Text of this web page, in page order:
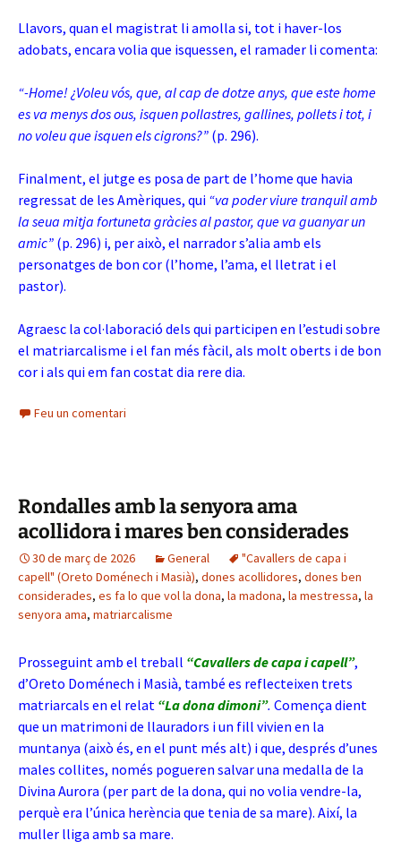
Llavors, quan el magistrat li amolla si, tot i haver-los
adobats, encara volia que isquessen, el ramader li comenta:
“-Home! ¿Voleu vós, que, al cap de dotze anys, que este home
es va menys dos ous, isquen pollastres, gallines, pollets i tot, i
no voleu que isquen els cigrons?” (p. 296).
Finalment, el jutge es posa de part de l’home que havia
regressat de les Amèriques, qui “va poder viure tranquil amb
la seua mitja fortuneta gràcies al pastor, que va guanyar un
amic” (p. 296) i, per això, el narrador s’alia amb els
personatges de bon cor (l’home, l’ama, el lletrat i el
pastor).
Agraesc la col·laboració dels qui participen en l’estudi sobre
el matriarcalisme i el fan més fàcil, als molt oberts i de bon
cor i als qui em fan costat dia rere dia.
Feu un comentari
Rondalles amb la senyora ama
acollidora i mares ben considerades
30 de març de 2026 General
"Cavallers de capa i
capell" (Oreto Doménech i Masià), dones acollidores, dones ben
considerades, es fa lo que vol la dona, la madona, la mestressa, la
senyora ama, matriarcalisme
Prosseguint amb el treball “Cavallers de capa i capell”,
d’Oreto Doménech i Masià, també es reflecteixen trets
matriarcals en el relat “La dona dimoni”. Comença dient
que un matrimoni de llauradors i un fill vivien en la
muntanya (això és, en el punt més alt) i que, després d’unes
males collites, només pogueren salvar una medalla de la
Divina Aurora (per part de la dona, qui no volia vendre-la,
perquè era l’única herència que tenia de sa mare). Així, la
muller lliga amb sa mare.